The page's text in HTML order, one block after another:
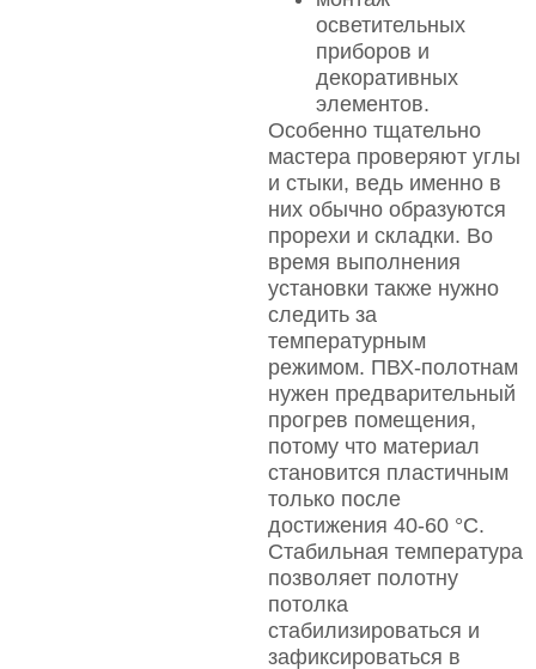
осветительных
приборов и
декоративных
элементов.
Особенно тщательно
мастера проверяют углы
и стыки, ведь именно в
них обычно образуются
прорехи и складки. Во
время выполнения
установки также нужно
следить за
температурным
режимом. ПВХ-полотнам
нужен предварительный
прогрев помещения,
потому что материал
становится пластичным
только после
достижения 40-60 °C.
Стабильная температура
позволяет полотну
потолка
стабилизироваться и
зафиксироваться в